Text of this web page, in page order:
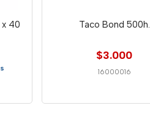
x 40
Taco Bond 500h.
$3.000
16000016